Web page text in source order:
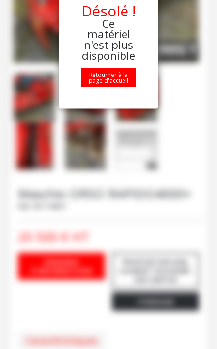
Maschio ORSO RAPIDO4000+
20 500€HT
Caractéristiques
Désolé !
Ce
matériel
n'est plus
disponible
Retourner à la
page d'accueil